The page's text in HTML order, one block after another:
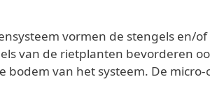
vormen de stengels
van de rietplanten bevorderen
van het systeem. De